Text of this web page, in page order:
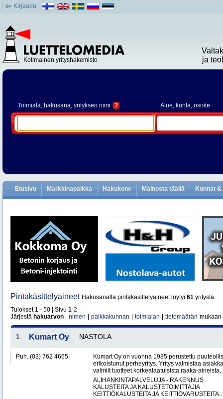
Kirjaudu
Kotimainen yrityshakemisto
ja
Toimiala, hakusana, yrityksen nimi ? Alue, kunta, osoite
Etusivu Markkinapaikka Hakukone Mainosta täällä Kunnat
Pintakäsittelyaineet Hakusanalla pintakäsittelyaineet löytyi 61 yritystä.
Tulokset 1 - 50 | Sivu 1 2
Järjestä hakuarvon nimen paikkakunnan toimialan tietomäärän mukaan
1. Kumart Oy NASTOLA
Puh. (03) 762 4665
Kumart Oy on vuonna 1985 perustettu
erikoistunut perheyritys. Yritys valmistaa
valmiit tuotteet korkealaatuisista raaka-aineista,
ALIHANKINTAPALVELUJA - RAKENNUS
KALUSTEITA JA KALUSTETOIMITTAJIA
KEITTIÖKALUSTEITA JA KEITTIÖVARUSTEITA..